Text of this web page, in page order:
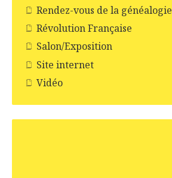
Rendez-vous de la généalogie
Révolution Française
Salon/Exposition
Site internet
Vidéo